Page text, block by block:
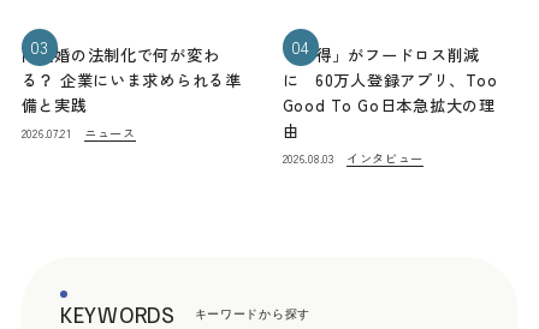
03
同性婚の法制化で何が変わ
る？ 企業にいま求められる準
備と実践
2026.07.21 ニュース
04
「お得」がフードロス削減
に 60万人登録アプリ、Too
Good To Go日本急拡大の理
由
2026.08.03 インタビュー
KEYWORDS キーワードから探す